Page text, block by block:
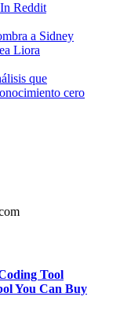
Reddit
a Sidney
Liora
que
cero
Tool
You Can Buy